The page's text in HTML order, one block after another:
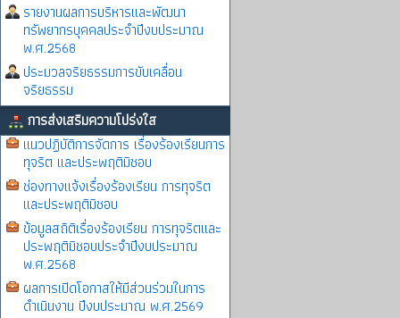
รายงานผลการบริหารและพัฒนา
ทรัพยากรบุคคลประจำปีงบประมาณ
พ.ศ.2568
ประมวลจริยธรรมการขับเคลื่อน
จริยธรรม
การส่งเสริมความโปร่งใส
แนวปฏิบัติการจัดการ เรื่องร้องเรียนการ
ทุจริต และประพฤติมิชอบ
ช่องทางแจ้งเรื่องร้องเรียน การทุจริต
และประพฤติมิชอบ
ข้อมูลสถิติเรื่องร้องเรียน การทุจริตและ
ประพฤติมิชอบประจำปีงบประมาณ
พ.ศ.2568
ผลการเปิดโอกาสให้มีส่วนร่วมในการ
ดำเนินงาน ปีงบประมาณ พ.ศ.2569